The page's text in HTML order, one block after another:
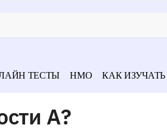
ТЕСТЫ НМО КАК ИЗУЧАТЬ
А?